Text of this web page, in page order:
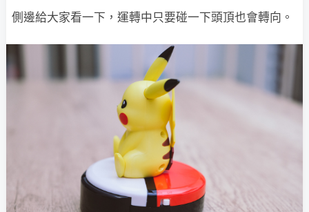
側邊給大家看一下，運轉中只要碰一下頭頂也會轉向。